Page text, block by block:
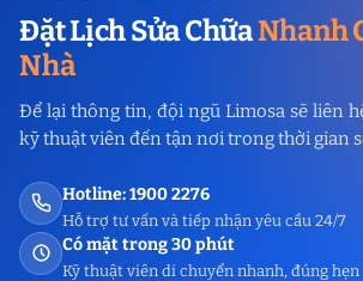
Đặt Lịch Sửa ChữaNhanh
Nhà
Để lại thông tin, đội ngũ Limosa sẽ liên
kỹ thuật viên đến tận nơi trong thời gian
Hotline: 1900 2276
Hỗ trợ tư vấn và tiếp nhận yêu cầu 24/7
Có mặt trong 30 phút
Kỹ thuật viên di chuyển nhanh, đúng hẹn